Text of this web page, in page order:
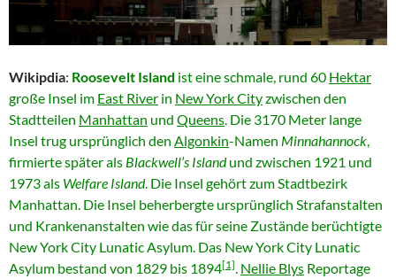
Wikipdia: Roosevelt Island ist eine schmale, rund 60 Hektar
große Insel im East River in New York Cityzwischen den
Stadtteilen Manhattan und Queens. Die 3170 Meter lange
Insel trug ursprünglich den Algonkin-Namen Minnahannock,
firmierte später als Blackwell’s Islandund zwischen 1921 und
1973 als Welfare Island. Die Insel gehört zum Stadtbezirk
Manhattan. Die Insel beherbergte ursprünglich Strafanstalten
und Krankenanstalten wie das für seine Zustände berüchtigte
New York City Lunatic Asylum. Das New York City Lunatic
Asylum bestand von 1829 bis 1894[1]. Nellie Blys Reportage